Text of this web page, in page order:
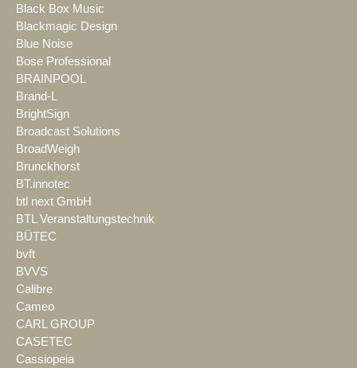
Black Box Music
Blackmagic Design
Blue Noise
Bose Professional
BRAINPOOL
Brand-L
BrightSign
Broadcast Solutions
BroadWeigh
Brunckhorst
BT.innotec
btl next GmbH
BTL Veranstaltungstechnik
BÜTEC
bvft
BVVS
Calibre
Cameo
CARL GROUP
CASETEC
Cassiopeia